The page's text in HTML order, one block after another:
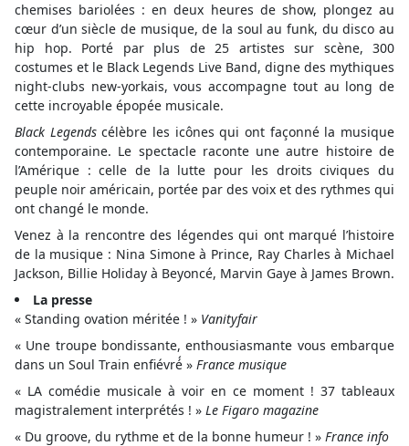
chemises bariolées : en deux heures de show, plongez au
cœur d’un siècle de musique, de la soul au funk, du disco au
hip hop. Porté par plus de 25 artistes sur scène, 300
costumes et le Black Legends Live Band, digne des mythiques
night-clubs new-yorkais, vous accompagne tout au long de
cette incroyable épopée musicale.
Black Legendscélèbre les icônes qui ont façonné la musique
contemporaine. Le spectacle raconte une autre histoire de
l’Amérique : celle de la lutte pour les droits civiques du
peuple noir américain, portée par des voix et des rythmes qui
ont changé le monde.
Venez à la rencontre des légendes qui ont marqué l’histoire
de la musique : Nina Simone à Prince, Ray Charles à Michael
Jackson, Billie Holiday à Beyoncé, Marvin Gaye à James Brown.
La presse
« Standing ovation méritée ! » Vanityfair
« Une troupe bondissante, enthousiasmante vous embarque
dans un Soul Train enfiévré́ » France musique
« LA comédie musicale à voir en ce moment ! 37 tableaux
magistralement interprétés ! » Le Figaro magazine
« Du groove, du rythme et de la bonne humeur ! » France info